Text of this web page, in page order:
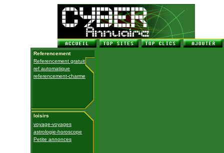
Referencement
Referencement gratuit
ref automatique
referencement-charme
loisirs
voyage-voyages
astrologie-horoscope
Petite annonces